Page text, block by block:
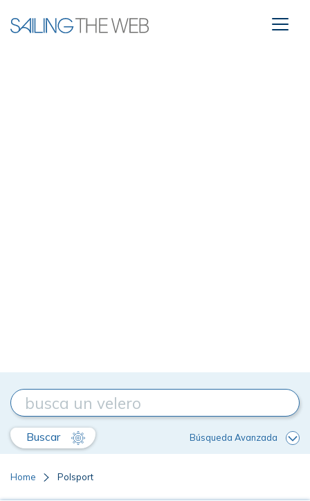
Buscar Búsqueda Avanzada
Home Polsport